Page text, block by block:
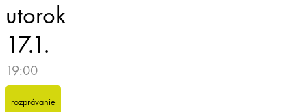
utorok
17.1.
19:00
rozprávanie